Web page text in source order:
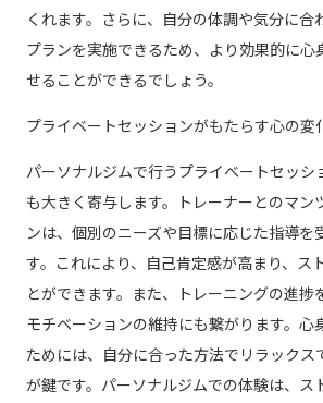
くれます。さらに、自分の体調や気分に合
プランを実施できるため、より効果的に心
せることができるでしょう。
プライベートセッションがもたらす心の変
パーソナルジムで行うプライベートセッシ
も大きく寄与します。トレーナーとのマン
ンは、個別のニーズや目標に応じた指導を
す。これにより、自己肯定感が高まり、ス
とができます。また、トレーニングの進捗
モチベーションの維持にも繋がります。心
ためには、自分に合った方法でリラックス
が鍵です。パーソナルジムでの体験は、ス